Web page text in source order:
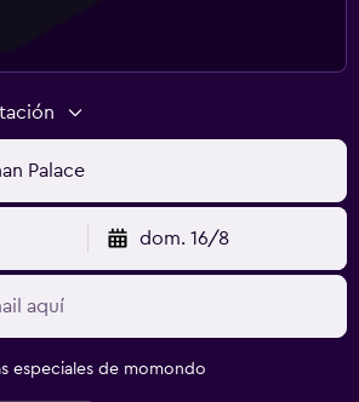
Palace
dom. 16/8
especiales de momondo